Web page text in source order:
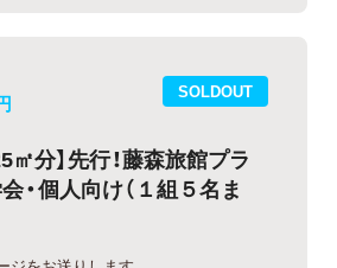
SOLDOUT
㎡分】先行！藤森旅館プラ
・個人向け（１組５名ま